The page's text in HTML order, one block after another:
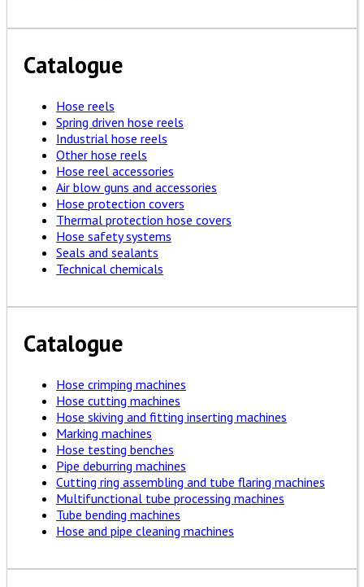
Catalogue
Hose reels
Spring driven hose reels
Industrial hose reels
Other hose reels
Hose reel accessories
Air blow guns and accessories
Hose protection covers
Thermal protection hose covers
Hose safety systems
Seals and sealants
Technical chemicals
Catalogue
Hose crimping machines
Hose cutting machines
Hose skiving and fitting inserting machines
Marking machines
Hose testing benches
Pipe deburring machines
Cutting ring assembling and tube flaring machines
Multifunctional tube processing machines
Tube bending machines
Hose and pipe cleaning machines